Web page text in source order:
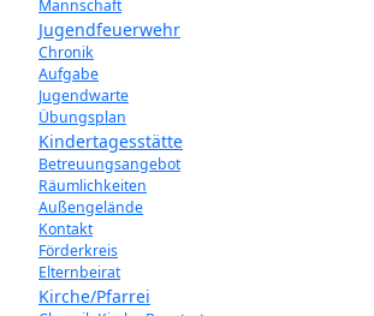
Mannschaft
Jugendfeuerwehr
Chronik
Aufgabe
Jugendwarte
Übungsplan
Kindertagesstätte
Betreuungsangebot
Räumlichkeiten
Außengelände
Kontakt
Förderkreis
Elternbeirat
Kirche/Pfarrei